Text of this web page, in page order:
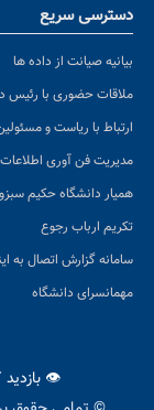
دسترسی سریع
بیانیه صیانت از داده ها
ملاقات حضوری با رئیس
ارتباط با ریاست و
مدیریت فن آوری اطلاعات
همیار دانشگاه حکیم
تکریم ارباب رجوع
سامانه گزارش اتصال به
مهمانسرای دانشگاه
👁